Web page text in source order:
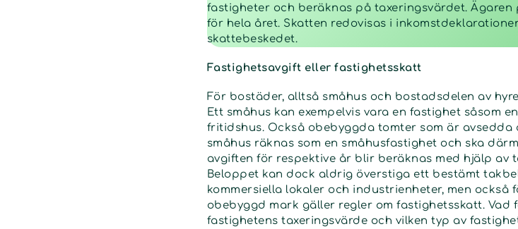
fastigheter och beräknas på taxeringsvärdet.
för hela året. Skatten redovisas i
skattebeskedet.
Fastighetsavgift eller fastighetsskatt
För bostäder, alltså småhus och bostadsdelen av
Ett småhus kan exempelvis vara en fastighet såsom
fritidshus. Också obebyggda tomter som är
småhus räknas som en småhusfastighet och ska
avgiften för respektive år blir beräknas med hjälp av
Beloppet kan dock aldrig överstiga ett bestämt
kommersiella lokaler och industrienheter, men
obebyggd mark gäller regler om fastighetsskatt.
fastighetens taxeringsvärde och vilken typ av